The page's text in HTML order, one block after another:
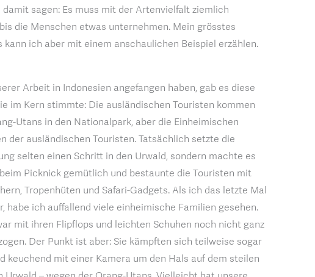
damit sagen: Es muss mit der Artenvielfalt ziemlich
die Menschen etwas unternehmen. Mein grösstes
kann ich aber mit einem anschaulichen Beispiel erzählen.
Arbeit in Indonesien angefangen haben, gab es diese
im Kern stimmte: Die ausländischen Touristen kommen
Utans in den Nationalpark, aber die Einheimischen
der ausländischen Touristen. Tatsächlich setzte die
selten einen Schritt in den Urwald, sondern machte es
Picknick gemütlich und bestaunte die Touristen mit
Tropenhüten und Safari-Gadgets. Als ich das letzte Mal
habe ich auffallend viele einheimische Familien gesehen.
mit ihren Flipflops und leichten Schuhen noch nicht ganz
Der Punkt ist aber: Sie kämpften sich teilweise sogar
keuchend mit einer Kamera um den Hals auf dem steilen